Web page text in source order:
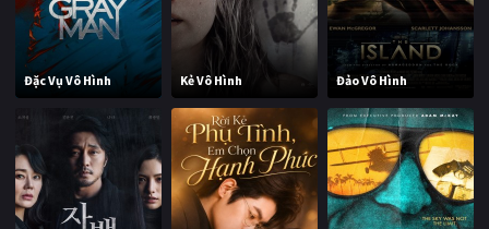
Đặc Vụ Vô Hình Kẻ Vô Hình Đảo Vô Hình